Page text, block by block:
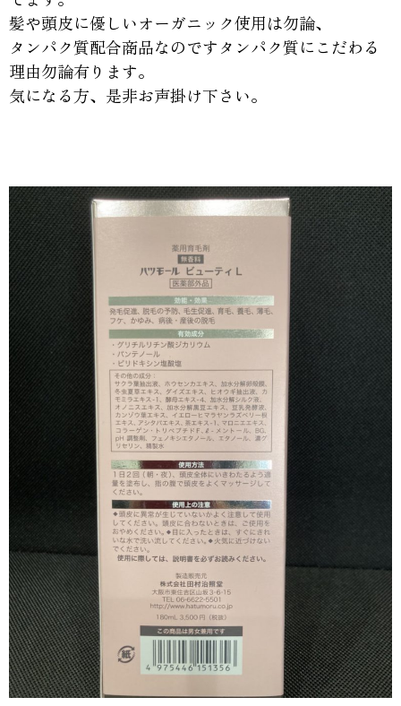
髪や頭皮に優しいオーガニック使用は勿論、
タンパク質配合商品なのですタンパク質にこだわる
理由勿論有ります。
気になる方、是非お声掛け下さい。